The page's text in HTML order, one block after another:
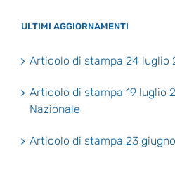
ULTIMI AGGIORNAMENTI
Articolo di stampa 24 luglio
Articolo di stampa 19 luglio
Nazionale
Articolo di stampa 23